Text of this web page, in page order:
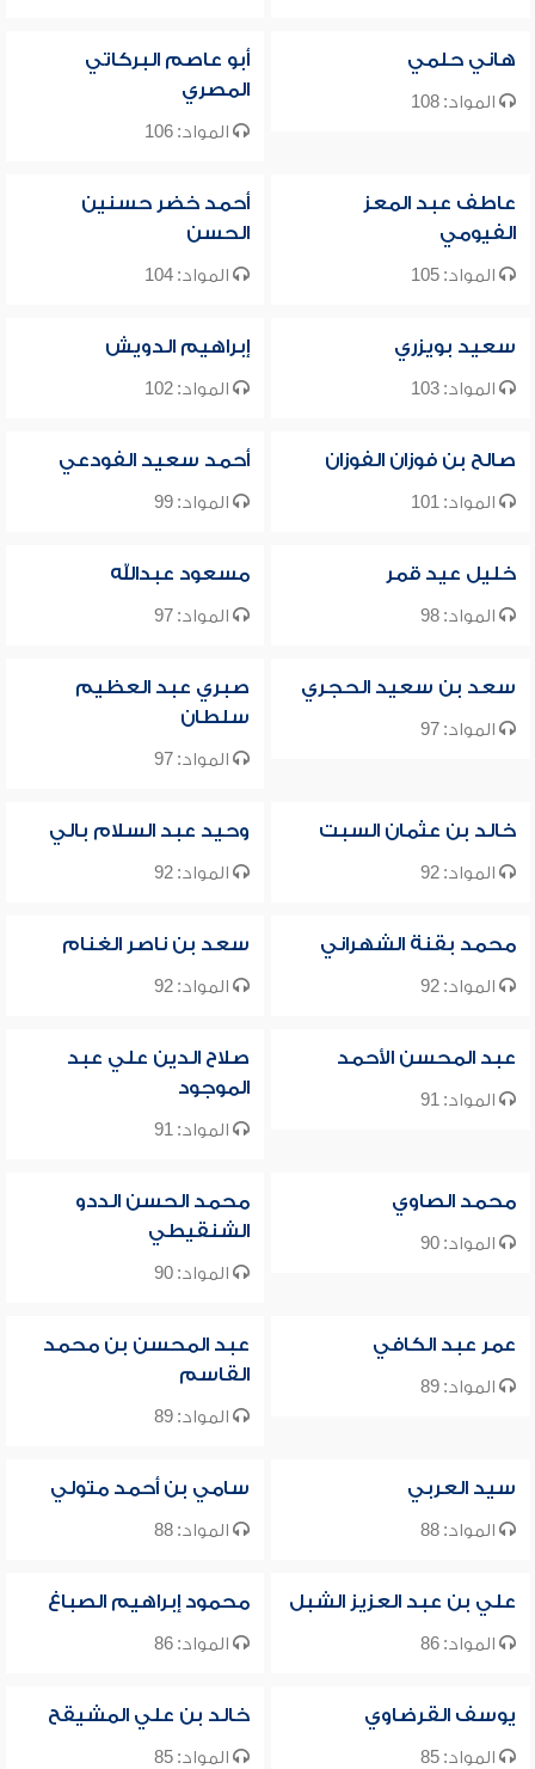
هاني حلمي
المواد: 108
أبو عاصم البركاتي
المصري
المواد: 106
عاطف عبد المعز
الفيومي
المواد: 105
أحمد خضر حسنين
الحسن
المواد: 104
سعيد بويزري
المواد: 103
إبراهيم الدويش
المواد: 102
صالح بن فوزان الفوزان
المواد: 101
أحمد سعيد الفودعي
المواد: 99
خليل عيد قمر
المواد: 98
مسعود عبدالله
المواد: 97
سعد بن سعيد الحجري
المواد: 97
صبري عبد العظيم
سلطان
المواد: 97
خالد بن عثمان السبت
المواد: 92
وحيد عبد السلام بالي
المواد: 92
محمد بقنة الشهراني
المواد: 92
سعد بن ناصر الغنام
المواد: 92
عبد المحسن الأحمد
المواد: 91
صلاح الدين علي عبد
الموجود
المواد: 91
محمد الصاوي
المواد: 90
محمد الحسن الددو
الشنقيطي
المواد: 90
عمر عبد الكافي
المواد: 89
عبد المحسن بن محمد
القاسم
المواد: 89
سيد العربي
المواد: 88
سامي بن أحمد متولي
المواد: 88
علي بن عبد العزيز الشبل
المواد: 86
محمود إبراهيم الصباغ
المواد: 86
يوسف القرضاوي
المواد: 85
خالد بن علي المشيقح
المواد: 85